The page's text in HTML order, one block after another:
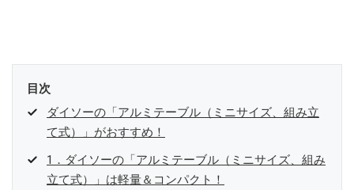
目次
ダイソーの「アルミテーブル（ミニサイズ、組み立
て式）」がおすすめ！
1．ダイソーの「アルミテーブル（ミニサイズ、組み
立て式）」は軽量＆コンパクト！